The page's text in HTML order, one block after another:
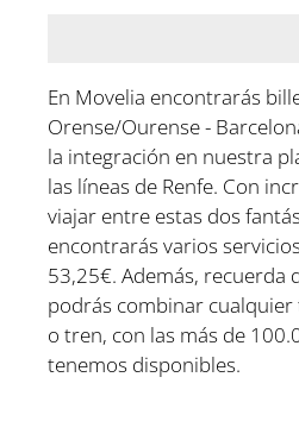
En Movelia encontrarás
Orense/Ourense -
la integración en nuestra
las líneas de Renfe. Con
viajar entre estas dos
encontrarás varios
53,25€. Además, recuerda
podrás combinar
o tren, con las más de
tenemos disponibles.